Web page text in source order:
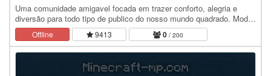
Uma comunidade amigavel focada em trazer conforto, alegria e
diversão para todo tipo de publico do nosso mundo quadrado. Modo
de jogo: survival custom
Offline 9413 0 / 200